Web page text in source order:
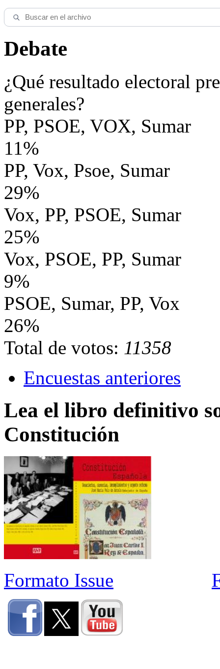
Debate
¿Qué resultado electoral
generales?
PP, PSOE, VOX, Sumar
11%
PP, Vox, Psoe, Sumar
29%
Vox, PP, PSOE, Sumar
25%
Vox, PSOE, PP, Sumar
9%
PSOE, Sumar, PP, Vox
26%
Total de votos: 11358
Encuestas anteriores
Lea el libro definitivo
Constitución
Formato Issue